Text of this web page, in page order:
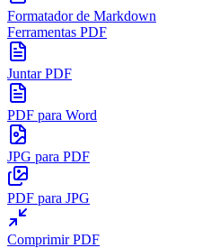
Formatador de Markdown
Ferramentas PDF
Juntar PDF
PDF para Word
JPG para PDF
PDF para JPG
Comprimir PDF